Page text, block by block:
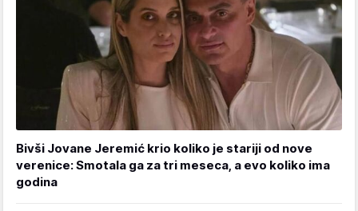
Bivši Jovane Jeremić krio koliko je stariji od nove
verenice: Smotala ga za tri meseca, a evo koliko ima
godina